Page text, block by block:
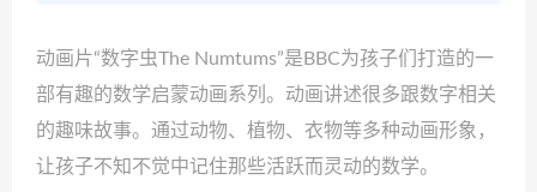
动画片“数字虫The Numtums”是BBC为孩子们打造的一
部有趣的数学启蒙动画系列。动画讲述很多跟数字相关
的趣味故事。通过动物、植物、衣物等多种动画形象，
让孩子不知不觉中记住那些活跃而灵动的数学。